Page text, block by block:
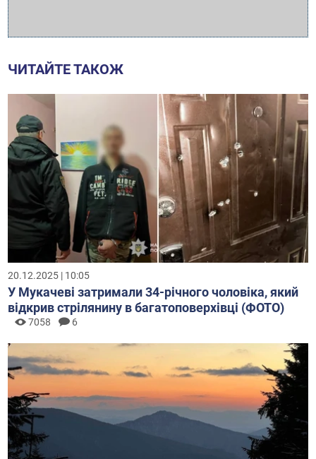
ЧИТАЙТЕ ТАКОЖ
20.12.2025 | 10:05
У Мукачеві затримали 34-річного чоловіка, який
відкрив стрілянину в багатоповерхівці (ФОТО)
7058 6